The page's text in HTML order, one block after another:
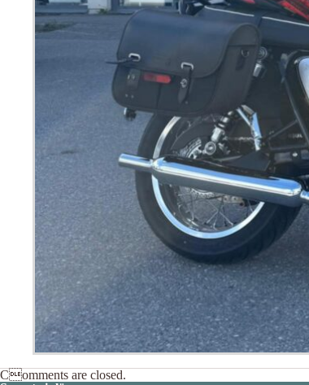
Comments are closed.